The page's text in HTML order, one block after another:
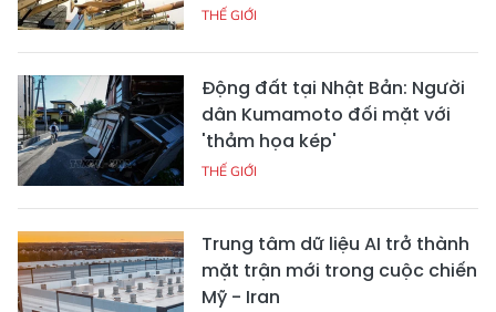
THẾ GIỚI
Động đất tại Nhật Bản: Người
dân Kumamoto đối mặt với
'thảm họa kép'
THẾ GIỚI
Trung tâm dữ liệu AI trở thành
mặt trận mới trong cuộc chiến
Mỹ - Iran